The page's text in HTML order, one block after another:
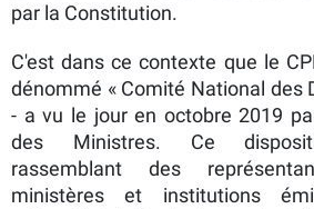
par la Constitution.
C'est dans ce contexte que le
dénommé « Comité National des
- a vu le jour en octobre 2019
des Ministres. Ce
rassemblant des
ministères et institutions